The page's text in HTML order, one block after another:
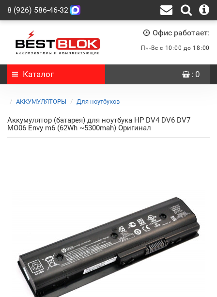
8 (926) 586-46-32
Офис работает:
Пн-Вс с 10:00 до 18:00
Каталог : 0
АККУМУЛЯТОРЫ Для ноутбуков
Аккумулятор (батарея) для ноутбука HP DV4 DV6 DV7
MO06 Envy m6 (62Wh ~5300mah) Оригинал